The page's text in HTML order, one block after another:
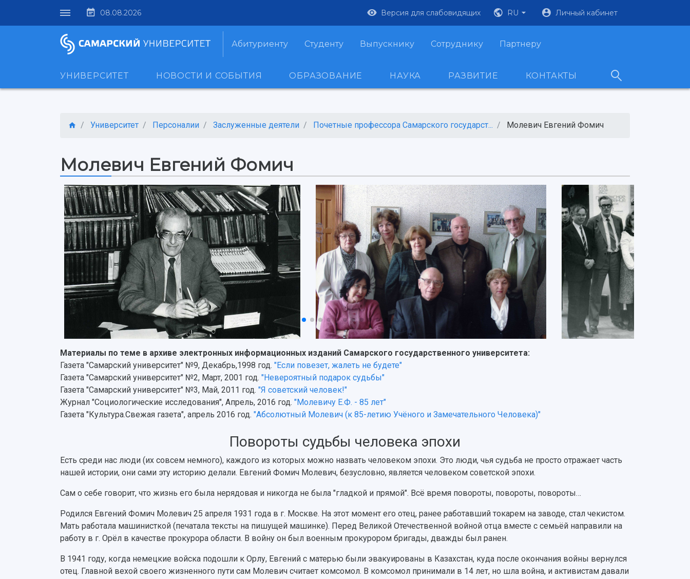
08.08.2026 Версия для слабовидящих RU Личный кабинет
Абитуриенту Студенту Выпускнику Сотруднику Партнеру
УНИВЕРСИТЕТ НОВОСТИ И СОБЫТИЯ ОБРАЗОВАНИЕ НАУКА РАЗВИТИЕ КОНТАКТЫ
Университет Персоналии Заслуженные деятели Почетные профессора Самарского государст... Молевич Евгений Фомич
Молевич Евгений Фомич
Материалы по теме в архиве электронных информационных изданий Самарского государственного университета:
Газета "Самарский университет" №9, Декабрь,1998 год. "Если повезет, жалеть не будете"
Газета "Самарский университет" №2, Март, 2001 год. "Невероятный подарок судьбы"
Газета "Самарский университет" №3, Май, 2011 год. "Я советский человек!"
Журнал "Социологические исследования", Апрель, 2016 год. "Молевичу Е.Ф. - 85 лет"
Газета "Культура.Свежая газета", апрель 2016 год. "Абсолютный Молевич (к 85-летию Учёного и Замечательного Человека)"
Повороты судьбы человека эпохи
Есть среди нас люди (их совсем немного), каждого из которых можно назвать человеком эпохи. Это люди, чья судьба не просто отражает часть
нашей истории, они сами эту историю делали. Евгений Фомич Молевич, безусловно, является человеком советской эпохи.
Сам о себе говорит, что жизнь его была нерядовая и никогда не была "гладкой и прямой". Всё время повороты, повороты, повороты…
Родился Евгений Фомич Молевич 25 апреля 1931 года в г. Москве. На этот момент его отец, ранее работавший токарем на заводе, стал чекистом.
Мать работала машинисткой (печатала тексты на пишущей машинке). Перед Великой Отечественной войной отца вместе с семьёй направили на
работу в г. Орёл в качестве прокурора области. В войну он был военным прокурором бригады, дважды был ранен.
В 1941 году, когда немецкие войска подошли к Орлу, Евгений с матерью были эвакуированы в Казахстан, куда после окончания войны вернулся
отец. Главной вехой своего жизненного пути сам Молевич считает комсомол. В комсомол принимали в 14 лет, но шла война, и активистам давали